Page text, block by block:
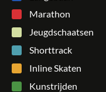
Marathon
Jeugdschaatsen
Shorttrack
Inline Skaten
Kunstrijden